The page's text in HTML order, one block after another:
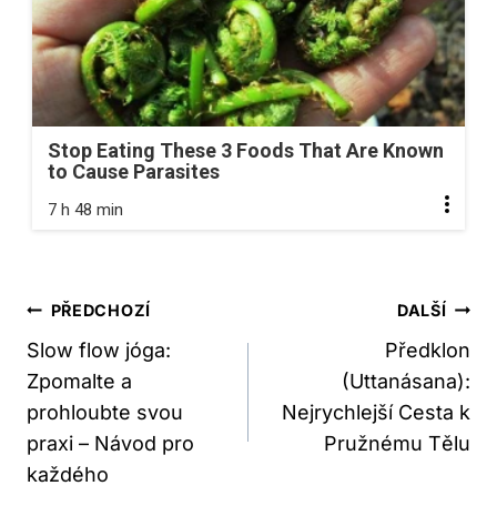
Stop Eating These 3 Foods That Are Known
to Cause Parasites
7 h 48 min
Navigace
Pro
Příspěvek
PŘEDCHOZÍ
Slow flow jóga:
Zpomalte a
prohloubte svou
praxi – Návod pro
každého
DALŠÍ
Předklon
(Uttanásana):
Nejrychlejší Cesta k
Pružnému Tělu